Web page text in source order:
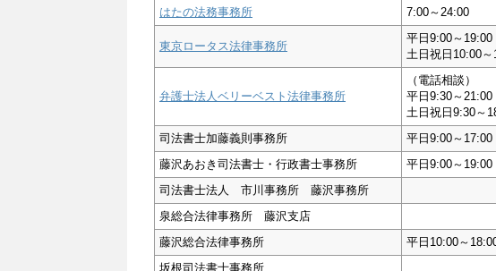
はたの法務事務所
7:00～24:00
東京ロータス法律事務所
平日9:00～19:00
土日祝日10:00～
弁護士法人ベリーベスト法律事務所
（電話相談）
平日9:30～21:00
土日祝日9:30～
司法書士加藤義則事務所
平日9:00～17:00
藤沢あおき司法書士・行政書士事務所
平日9:00～19:00
司法書士法人 市川事務所 藤沢事務所
泉総合法律事務所 藤沢支店
藤沢総合法律事務所
平日10:00～
坂根司法書士事務所